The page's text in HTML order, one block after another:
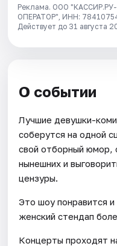
Реклама. ООО
ОПЕРАТОР", ИНН:
Действует до 31 августа
О событии
Лучшие девушки-
соберутся на одной
свой отборный юмор,
нынешних и
цензуры.
Это шоу понравится
женский стендап
Концерты проходят